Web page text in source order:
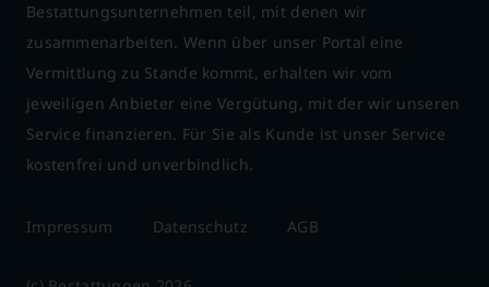
Bestattungsunternehmen teil, mit denen wir
zusammenarbeiten. Wenn über unser Portal eine
Vermittlung zu Stande kommt, erhalten wir vom
jeweiligen Anbieter eine Vergütung, mit der wir unseren
Service finanzieren. Für Sie als Kunde ist unser Service
kostenfrei und unverbindlich.
Impressum Datenschutz AGB